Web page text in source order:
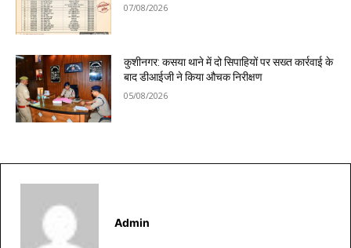
07/08/2026
कुशीनगर: कसया थाने में दो सिपाहियों पर सख्त कार्रवाई के
बाद डीआईजी ने किया औचक निरीक्षण
05/08/2026
Admin